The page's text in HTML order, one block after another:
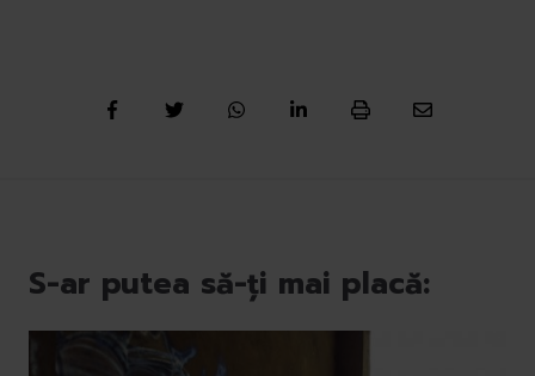
S-ar putea să-ți mai placă: